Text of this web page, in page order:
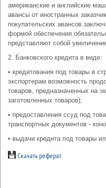
американские и английские
авансы от иностранных
покупательских авансов
формой обеспечения
представляют собой
2. Банковского кредита в виде:
• кредитования под товары в
экспортерам возможность
товаров, предназначенных на
заготовленных товаров);
• предоставления ссуд под
транспортных документов -
• выдачи кредита под товары
Скачать реферат